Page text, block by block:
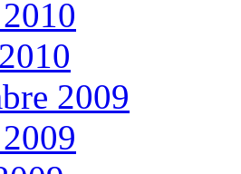
2009